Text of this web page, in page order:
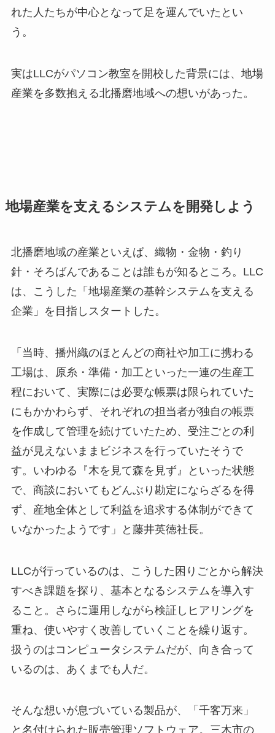
れた人たちが中心となって足を運んでいたとい
う。
実はLLCがパソコン教室を開校した背景には、地場
産業を多数抱える北播磨地域への想いがあった。
地場産業を支えるシステムを開発しよう
北播磨地域の産業といえば、織物・金物・釣り
針・そろばんであることは誰もが知るところ。LLC
は、こうした「地場産業の基幹システムを支える
企業」を目指しスタートした。
「当時、播州織のほとんどの商社や加工に携わる
工場は、原糸・準備・加工といった一連の生産工
程において、実際には必要な帳票は限られていた
にもかかわらず、それぞれの担当者が独自の帳票
を作成して管理を続けていたため、受注ごとの利
益が見えないままビジネスを行っていたそうで
す。いわゆる『木を見て森を見ず』といった状態
で、商談においてもどんぶり勘定にならざるを得
ず、産地全体として利益を追求する体制ができて
いなかったようです」と藤井英徳社長。
LLCが行っているのは、こうした困りごとから解決
すべき課題を探り、基本となるシステムを導入す
ること。さらに運用しながら検証しヒアリングを
重ね、使いやすく改善していくことを繰り返す。
扱うのはコンピュータシステムだが、向き合って
いるのは、あくまでも人だ。
そんな想いが息づいている製品が、「千客万来」
と名付けられた販売管理ソフトウェア。三木市の